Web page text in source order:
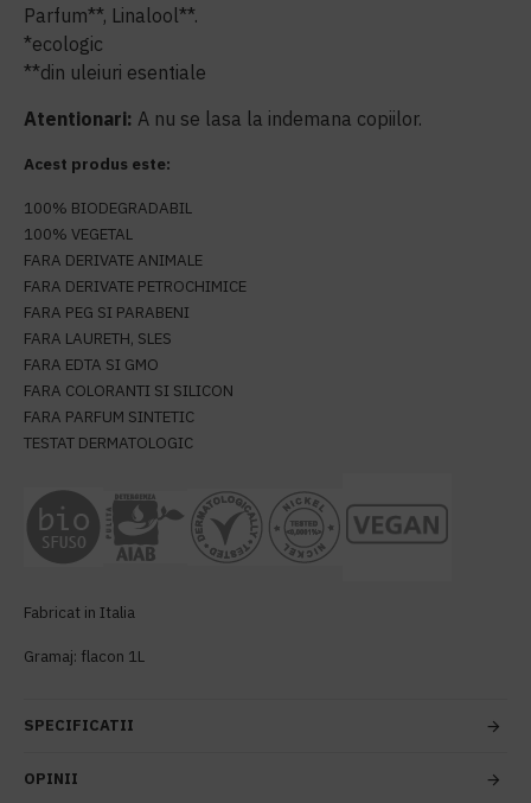
Parfum**, Linalool**.
*ecologic
**din uleiuri esentiale
Atentionari: A nu se lasa la indemana copiilor.
Acest produs este:
100% BIODEGRADABIL
100% VEGETAL
FARA DERIVATE ANIMALE
FARA DERIVATE PETROCHIMICE
FARA PEG SI PARABENI
FARA LAURETH, SLES
FARA EDTA SI GMO
FARA COLORANTI SI SILICON
FARA PARFUM SINTETIC
TESTAT DERMATOLOGIC
Fabricat in Italia
Gramaj: flacon 1L
SPECIFICATII
OPINII